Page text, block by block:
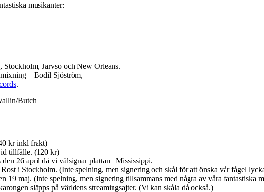
musikanter:
Stockholm, Järvsö och New Orleans.
– Bodil Sjöström,
.
Butch
kr inkl frakt)
tillfälle. (120 kr)
26 april då vi välsignar plattan i Mississippi.
i Stockholm. (Inte spelning, men signering och skål för att önska vår fågel
19 maj. (Inte spelning, men signering tillsammans med några av våra fantastiska
släpps på världens streamingsajter. (Vi kan skåla då också.)